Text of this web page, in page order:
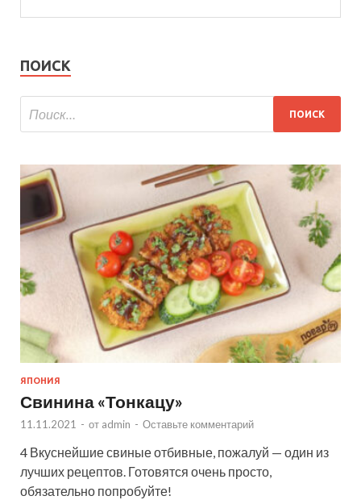
ПОИСК
ЯПОНИЯ
Свинина «Тонкацу»
11.11.2021 - от admin - Оставьте комментарий
4 Вкуснейшие свиные отбивные, пожалуй — один из
лучших рецептов. Готовятся очень просто,
обязательно попробуйте!